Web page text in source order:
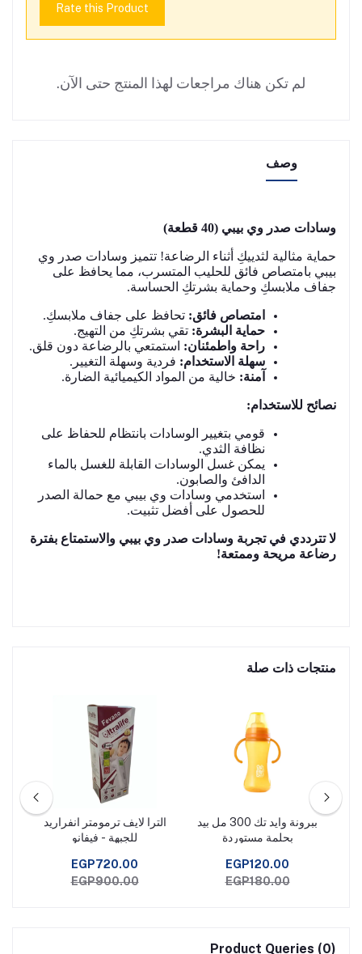
Rate this Product
لم تكن هناك مراجعات لهذا المنتج حتى الآن.
وصف
وسادات صدر وي بيبي (40 قطعة)
حماية مثالية لثدييكِ أثناء الرضاعة! تتميز وسادات صدر وي
بيبي بامتصاص فائق للحليب المتسرب، مما يحافظ على
جفاف ملابسكِ وحماية بشرتكِ الحساسة.
امتصاص فائق: تحافظ على جفاف ملابسكِ.
حماية البشرة: تقي بشرتكِ من التهيج.
راحة واطمئنان: استمتعي بالرضاعة دون قلق.
سهلة الاستخدام: فردية وسهلة التغيير .
آمنة: خالية من المواد الكيميائية الضارة.
نصائح للاستخدام:
قومي بتغيير الوسادات بانتظام للحفاظ على
نظافة الثدي.
يمكن غسل الوسادات القابلة للغسل بالماء
الدافئ والصابون.
استخدمي وسادات وي بيبي مع حمالة الصدر
للحصول على أفضل تثبيت.
لا تترددي في تجربة وسادات صدر وي بيبي والاستمتاع بفترة
رضاعة مريحة وممتعة!
منتجات ذات صلة
ببرونة وايد تك 300 مل بيد
بحلمة مستوردة
EGP120.00
EGP180.00
الترا لايف ترمومتر انفراريد
للجبهة - فيفانو
EGP720.00
EGP900.00
Product Queries (0)